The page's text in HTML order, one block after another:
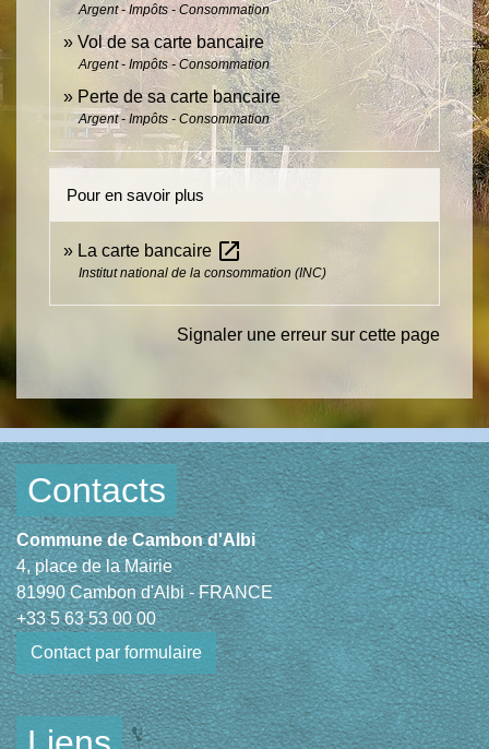
Argent - Impôts - Consommation
Vol de sa carte bancaire
Argent - Impôts - Consommation
Perte de sa carte bancaire
Argent - Impôts - Consommation
Pour en savoir plus
La carte bancaire open_in_new
Institut national de la consommation (INC)
Signaler une erreur sur cette page
Contacts
Commune de Cambon d'Albi
4, place de la Mairie
81990 Cambon d'Albi - FRANCE
+33 5 63 53 00 00
Contact par formulaire